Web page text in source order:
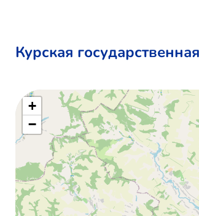
Курская
+
−